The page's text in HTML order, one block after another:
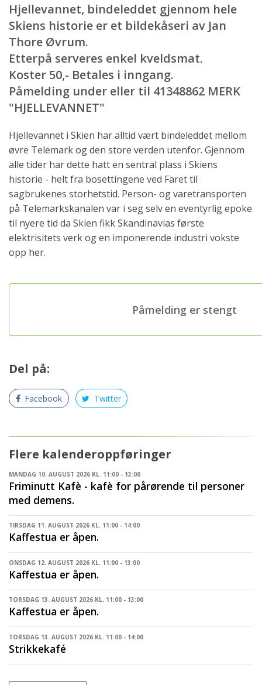
Hjellevannet, bindeleddet gjennom hele
Skiens historie er et bildekåseri av Jan
Thore Øvrum.
Etterpå serveres enkel kveldsmat.
Koster 50,- Betales i inngang.
Påmelding under eller til 41348862 MERK
"HJELLEVANNET"
Hjellevannet i Skien har alltid vært bindeleddet mellom
øvre Telemark og den store verden utenfor. Gjennom
alle tider har dette hatt en sentral plass i Skiens
historie - helt fra bosettingene ved Faret til
sagbrukenes storhetstid. Person- og varetransporten
på Telemarkskanalen var i seg selv en eventyrlig epoke
til nyere tid da Skien fikk Skandinavias første
elektrisitets verk og en imponerende industri vokste
opp her.
Påmelding er stengt
Del på:
Facebook Twitter
Flere kalenderoppføringer
MANDAG 10. AUGUST 2026 KL. 11:00 - 13:00
Friminutt Kafè - kafè for pårørende til personer
med demens.
TIRSDAG 11. AUGUST 2026 KL. 11:00 - 14:00
Kaffestua er åpen.
ONSDAG 12. AUGUST 2026 KL. 11:00 - 13:00
Kaffestua er åpen.
TORSDAG 13. AUGUST 2026 KL. 11:00 - 13:00
Kaffestua er åpen.
TORSDAG 13. AUGUST 2026 KL. 11:00 - 14:00
Strikkekafé